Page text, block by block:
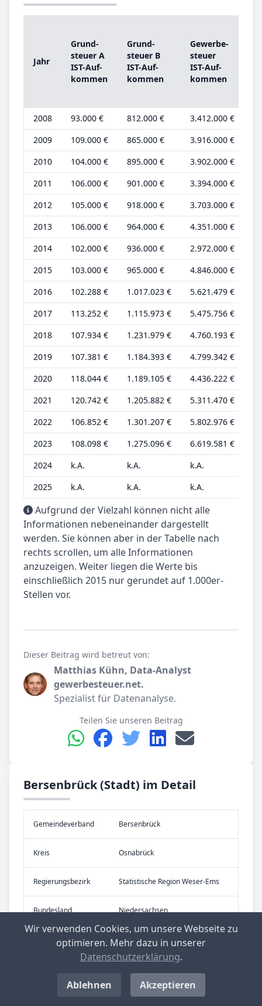
Jahr
Grund­
steu­er A
IST-­Auf­
kom­men
Grund­
steu­er B
IST-­Auf­
kom­men
Ge­wer­be­
steu­er
IST-­Auf­
kom­men
2008 93.000 € 812.000 € 3.412.000 €
2009
109.000 € 865.000 € 3.916.000 €
2010
104.000 € 895.000 € 3.902.000 €
2011
106.000 € 901.000 € 3.394.000 €
2012
105.000 € 918.000 € 3.703.000 €
2013
106.000 € 964.000 € 4.351.000 €
2014
102.000 € 936.000 € 2.972.000 €
2015
103.000 € 965.000 € 4.846.000 €
2016
102.288 € 1.017.023 € 5.621.479 €
2017
113.252 € 1.115.973 € 5.475.756 €
2018
107.934 € 1.231.979 € 4.760.193 €
2019
107.381 € 1.184.393 € 4.799.342 €
2020
118.044 € 1.189.105 € 4.436.222 €
2021
120.742 € 1.205.882 € 5.311.470 €
2022
106.852 € 1.301.207 € 5.802.976 €
2023
108.098 € 1.275.096 € 6.619.581 €
2024
k.A. k.A. k.A.
2025
k.A. k.A. k.A.
Aufgrund der Vielzahl können nicht alle
Informationen nebeneinander dargestellt
werden. Sie können aber in der Tabelle nach
rechts scrollen, um alle Informationen
anzuzeigen. Weiter liegen die Werte bis
einschließlich 2015 nur gerundet auf 1.000er-
Stellen vor.
Dieser Beitrag wird betreut von:
Matthias Kühn, Data-Analyst
gewerbesteuer.net.
Spezialist für Datenanalyse.
Teilen Sie unseren Beitrag
Bersenbrück (Stadt) im Detail
Gemeinde­verband Bersenbrück
Kreis Osnabrück
Re­gier­ungs­bezirk Statistische Region Weser-Ems
Bundes­land Niedersachsen
Eigen­schaft Stadt
Wir verwenden Cookies, um unsere Webseite zu
optimieren. Mehr dazu in unserer
Datenschutzerklärung.
Ablehnen Akzeptieren